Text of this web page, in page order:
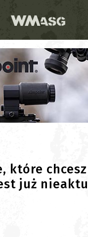
które chcesz
już